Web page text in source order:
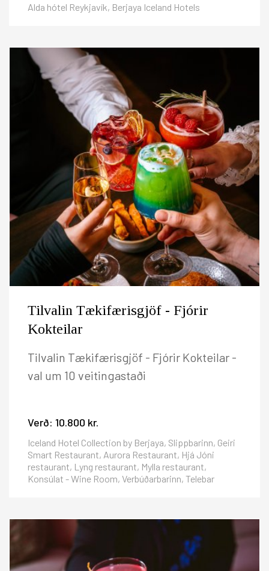
Alda hótel Reykjavík, Berjaya Iceland Hotels
Tilvalin Tækifærisgjöf - Fjórir
Kokteilar
Tilvalin Tækifærisgjöf - Fjórir Kokteilar -
val um 10 veitingastaði
Verð: 10.800 kr.
Iceland Hotel Collection by Berjaya, Slippbarinn, Geiri
Smart Restaurant, Aurora Restaurant, Hjá Jóni
restaurant, Lyng restaurant, Mylla restaurant,
Konsúlat - Wine Room, Verbúðarbarinn, Telebar